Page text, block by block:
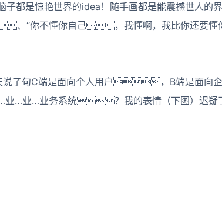
是惊艳世界的idea！随手画都是能震撼世人的界
“你不懂你自己，我懂啊，我比你还要懂
了句C端是面向个人用户，B端是面
业…业务系统？我的表情（下图）迟疑了